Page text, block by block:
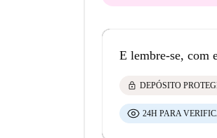
E lembre-se, com
lock DEPÓSITO
24H PARA